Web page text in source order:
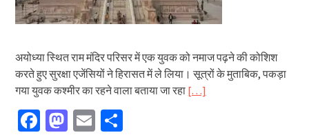
अयोध्या स्थित राम मंदिर परिसर में एक युवक को नमाज पढ़ने की कोशिश
करते हुए सुरक्षा एजेंसियों ने हिरासत में ले लिया। सूत्रों के मुताबिक, पकड़ा
गया युवक कश्मीर का रहने वाला बताया जा रहा […]
Facebook
Mastodon
EmailShare